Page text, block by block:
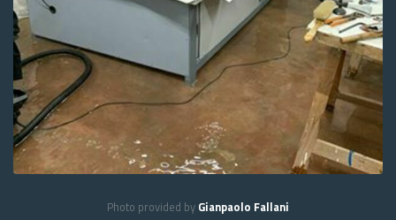
Photo provided by Gianpaolo Fallani